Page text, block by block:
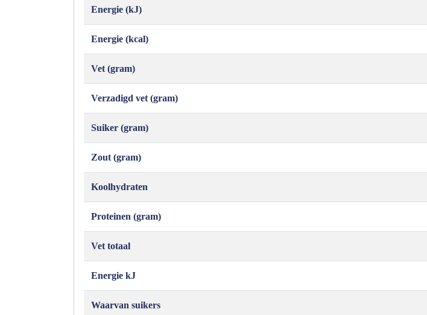
Energie (kJ)
Energie (kcal)
Vet (gram)
Verzadigd vet (gram)
Suiker (gram)
Zout (gram)
Koolhydraten
Proteinen (gram)
Vet totaal
Energie kJ
Waarvan suikers